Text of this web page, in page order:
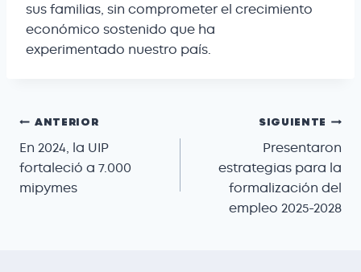
sus familias, sin comprometer el crecimiento
económico sostenido que ha
experimentado nuestro país.
ANTERIOR
En 2024, la UIP
fortaleció a 7.000
mipymes
SIGUIENTE
Presentaron
estrategias para la
formalización del
empleo 2025-2028